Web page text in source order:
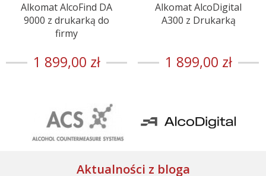
Alkomat AlcoFind DA
9000 z drukarką do
firmy
1 899,00 zł
Alkomat AlcoDigital
A300 z Drukarką
1 899,00 zł
Aktualności z bloga